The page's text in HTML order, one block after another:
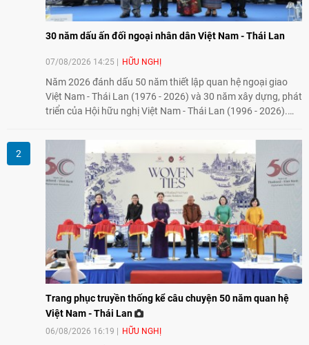
30 năm dấu ấn đối ngoại nhân dân Việt Nam - Thái Lan
07/08/2026 14:25 HỮU NGHỊ
Năm 2026 đánh dấu 50 năm thiết lập quan hệ ngoại giao
Việt Nam - Thái Lan (1976 - 2026) và 30 năm xây dựng, phát
triển của Hội hữu nghị Việt Nam - Thái Lan (1996 - 2026).
tình hữu nghị, đồng thời từng bước mở rộng hoạt động từ
giao lưu truyền thống sang kết nối địa phương, doanh
nghiệp, giáo dục, văn hóa và thế hệ trẻ, góp phần tăng
cường sự hiểu biết và hợp tác giữa nhân dân hai nước.
Trang phục truyền thống kể câu chuyện 50 năm quan hệ
Việt Nam - Thái Lan
06/08/2026 16:19 HỮU NGHỊ